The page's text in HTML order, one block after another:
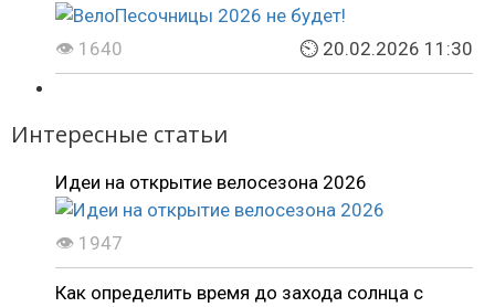
👁 1640 ⏲ 20.02.2026 11:30
Интересные статьи
Идеи на открытие велосезона 2026
👁 1947
Как определить время до захода солнца с